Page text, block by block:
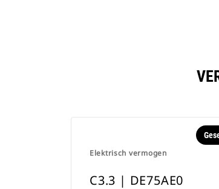
Elektrisch vermogen
C3.3 | DE75AE0